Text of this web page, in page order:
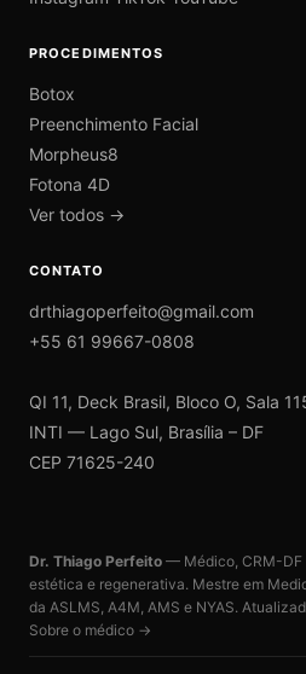
PROCEDIMENTOS
Botox
Preenchimento Facial
Morpheus8
Fotona 4D
Ver todos →
CONTATO
drthiagoperfeito@gmail.com
+55 61 99667-0808
QI 11, Deck Brasil, Bloco O, Sala
INTI — Lago Sul, Brasília – DF
CEP 71625-240
Dr. Thiago Perfeito — Médico, CRM-DF
estética e regenerativa. Mestre em
da ASLMS, A4M, AMS e NYAS.
Sobre o médico →